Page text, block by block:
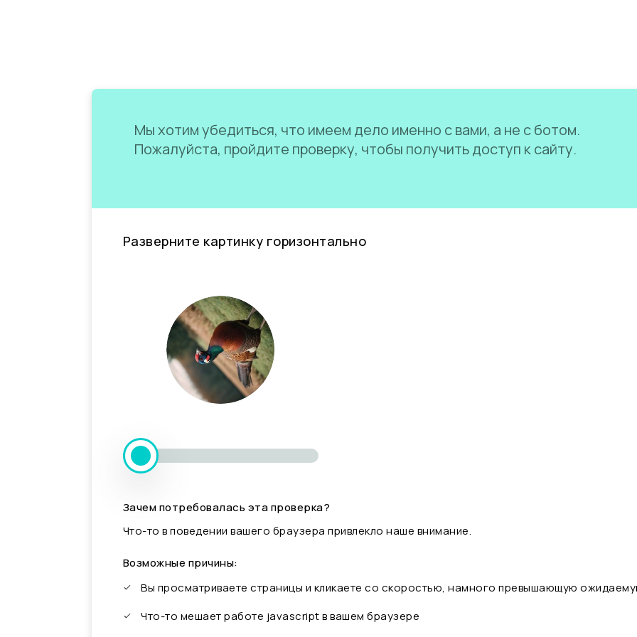
Мы хотим убедиться, что имеем дело именно с вами, а не с ботом.
Пожалуйста, пройдите проверку, чтобы получить доступ к сайту.
Разверните картинку горизонтально
Зачем потребовалась эта проверка?
Что-то в поведении вашего браузера привлекло наше внимание.
Возможные причины:
Вы просматриваете страницы и кликаете со скоростью, намного превышающую
Что-то мешает работе javascript в вашем браузере